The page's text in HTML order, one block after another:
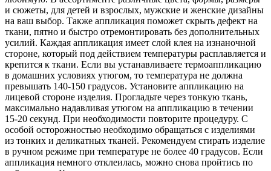
и сюжеты, для детей и взрослых, мужские и женские дизайны
на ваш выбор. Также аппликация поможет скрыть дефект на
ткани, пятно и быстро отремонтировать без дополнительных
усилий. Каждая аппликация имеет слой клея на изнаночной
стороне, который под действием температуры расплавляется и
крепится к ткани. Если вы устанавливаете термоаппликацию
в домашних условиях утюгом, то температура не должна
превышать 140-150 градусов. Установите аппликацию на
лицевой стороне изделия. Прогладьте через тонкую ткань,
максимально надавливая утюгом на аппликацию в течении
15-20 секунд. При необходимости повторите процедуру. С
особой осторожностью необходимо обращаться с изделиями
из тонких и деликатных тканей. Рекомендуем стирать изделие
в ручном режиме при температуре не более 40 градусов. Если
аппликация немного отклеилась, можно снова пройтись по